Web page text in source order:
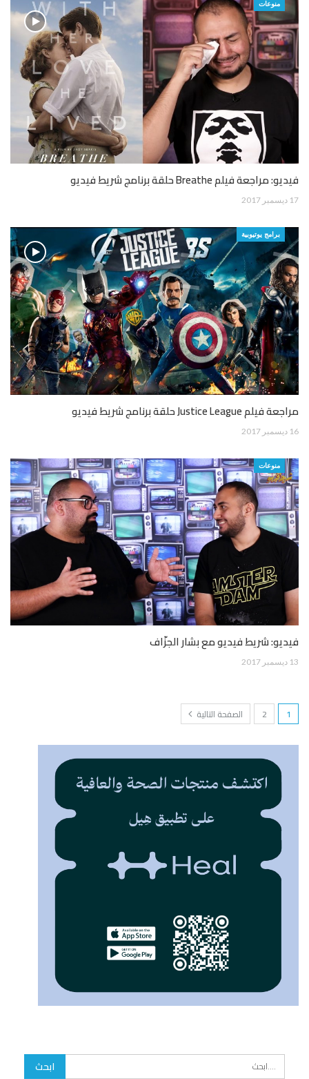
منوعات
فيديو: مراجعة فيلم Breathe حلقة برنامج شريط فيديو
17 ديسمبر 2017
برامج يوتيوبية
مراجعة فيلم Justice League حلقة برنامج شريط فيديو
16 ديسمبر 2017
منوعات
فيديو: شريط فيديو مع بشار الجزّاف
13 ديسمبر 2017
1
2 الصفحة التالية